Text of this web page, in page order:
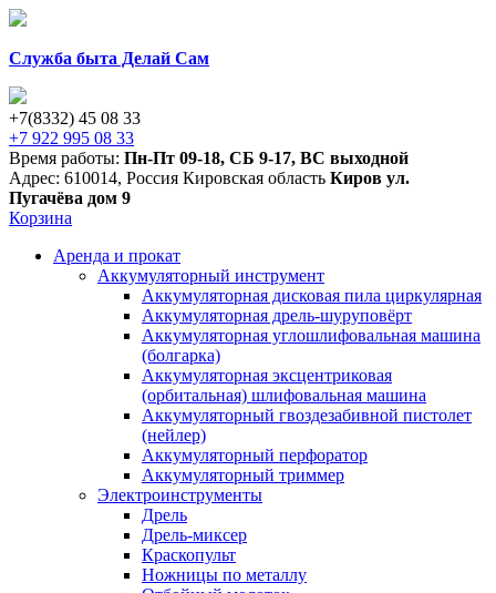
Служба быта Делай Сам
+7(8332) 45 08 33
+7 922 995 08 33
Время работы: Пн-Пт 09-18, СБ 9-17, ВС выходной
Адрес: 610014, Россия Кировская область Киров ул.
Пугачёва дом 9
Корзина
Аренда и прокат
Аккумуляторный инструмент
Аккумуляторная дисковая пила циркулярная
Аккумуляторная дрель-шуруповёрт
Аккумуляторная углошлифовальная машина
(болгарка)
Аккумуляторная эксцентриковая
(орбитальная) шлифовальная машина
Аккумуляторный гвоздезабивной пистолет
(нейлер)
Аккумуляторный перфоратор
Аккумуляторный триммер
Электроинструменты
Дрель
Дрель-миксер
Краскопульт
Ножницы по металлу